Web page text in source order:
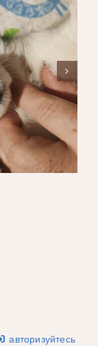
авторизуйтесь